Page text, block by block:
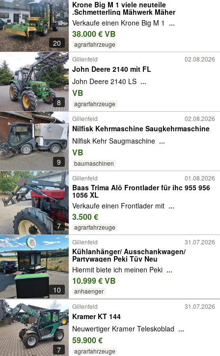
20
Krone Big M 1 viele neuteile
.Schmetterling Mähwerk Mäher
Verkaufe einen Krone Big M 1 ...
38.000 € VB
agrarfahrzeuge
8
Gillenfeld 02.08.2026
John Deere 2140 mit FL
John Deere 2140 LS ...
VB
agrarfahrzeuge
9
Gillenfeld 02.08.2026
Nilfisk Kehrmaschine Saugkehrmaschine
Nilfisk Kehr Saugmaschine ...
VB
baumaschinen
7
Gillenfeld 01.08.2026
Baas Trima Alö Frontlader für ihc 955 956
1056 XL
Verkaufe einen Frontlader mit ...
3.500 €
agrarfahrzeuge
10
Gillenfeld 31.07.2026
Kühlanhänger/ Ausschankwagen/
Partywagen Peki Tüv Neu
Hiermit biete ich meinen Peki ...
10.999 € VB
anhaenger
7
Gillenfeld 31.07.2026
Kramer KT 144
Neuwertiger Kramer Teleskoblad ...
59.900 €
agrarfahrzeuge